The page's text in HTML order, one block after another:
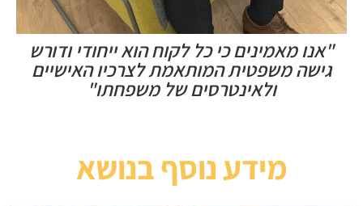
"אנו מאמינים כי כל לקוח הוא ייחודי ודורש
גישה משפטית המותאמת לצרכיו האישיים
ולאינטרסים של משפחתו"
מידע נוסף בנושא